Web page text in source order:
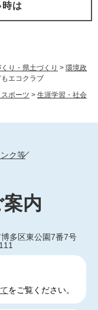
り・県土づくり > 環境政
もエコクラブ
ポーツ > 生涯学習・社会
は
ク等
内
多区東公園7番7号
をご覧ください。